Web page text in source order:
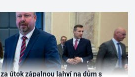
útok zápalnou lahví na dům s